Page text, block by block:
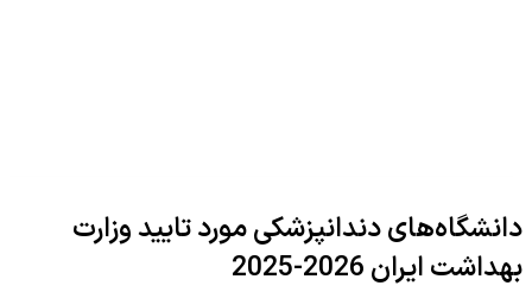
دانشگاه‌های دندانپزشکی مورد تایید وزارت
بهداشت ایران 2026-2025